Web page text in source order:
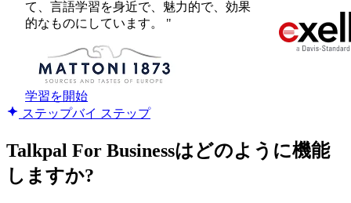
て、言語学習を身近で、魅力的で、効果
的なものにしています。 "
学習を開始
ステップバイ ステップ
Talkpal For Businessはどのように機能
しますか?